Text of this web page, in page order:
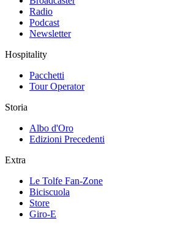
Radio
Podcast
Newsletter
Hospitality
Pacchetti
Tour Operator
Storia
Albo d'Oro
Edizioni Precedenti
Extra
Le Tolfe Fan-Zone
Biciscuola
Store
Giro-E